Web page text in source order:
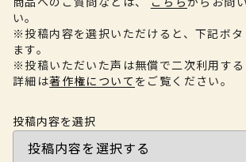
い。
※投稿内容を選択いただけると、下記ボ
ます。
※投稿いただいた声は無償で二次利用する
詳細は著作権について をご覧ください。
投稿内容を選択